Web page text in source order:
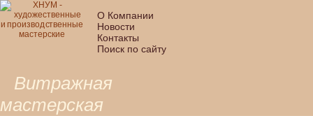
О Компании
Новости
Контакты
Поиск по сайту
Витражная
мастерская